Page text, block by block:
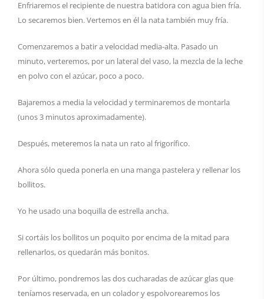
Enfriaremos el recipiente de nuestra batidora con agua bien fría.
Lo secaremos bien. Vertemos en él la nata también muy fría.
Comenzaremos a batir a velocidad media-alta. Pasado un
minuto, verteremos, por un lateral del vaso, la mezcla de la leche
en polvo con el azúcar, poco a poco.
Bajaremos a media la velocidad y terminaremos de montarla
(unos 3 minutos aproximadamente).
Después, meteremos la nata un rato al frigorífico.
Ahora sólo queda ponerla en una manga pastelera y rellenar los
bollitos.
Yo he usado una boquilla de estrella ancha.
Si cortáis los bollitos un poquito por encima de la mitad para
rellenarlos, os quedarán más bonitos.
Por último, pondremos las dos cucharadas de azúcar glas que
teníamos reservada, en un colador y espolvorearemos los